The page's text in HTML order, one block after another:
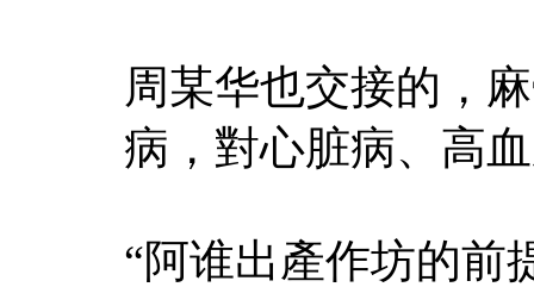
周某华也交接的，
病，對心脏病、高
“阿谁出產作坊的前